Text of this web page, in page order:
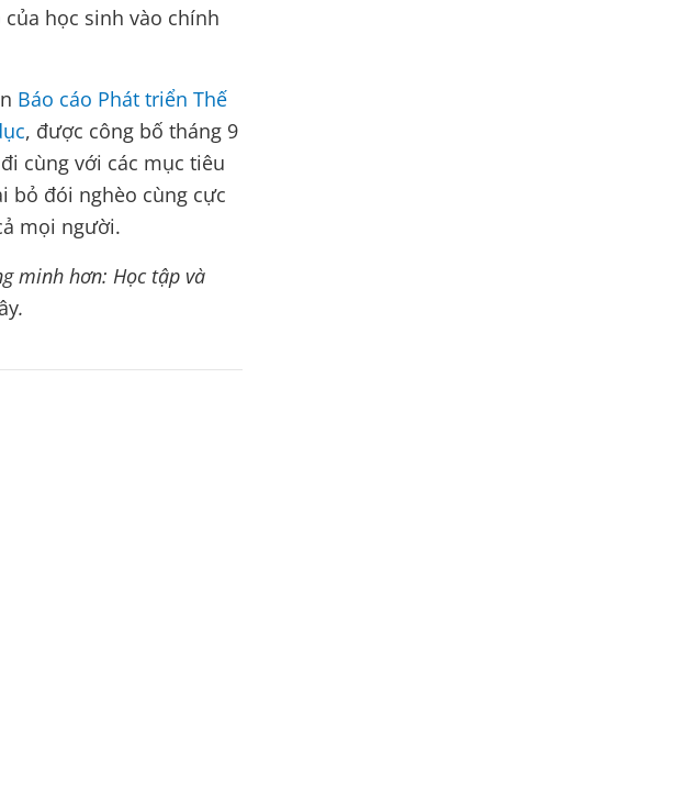
học sinh vào chính
Báo cáo Phát triển Thế
, được công bố tháng 9
cùng với các mục tiêu
bỏ đói nghèo cùng cực
mọi người.
minh hơn: Học tập và
.